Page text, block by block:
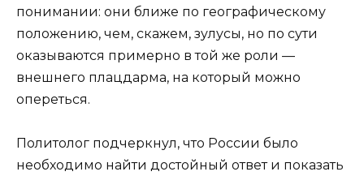
понимании: они ближе по географическому
положению, чем, скажем, зулусы, но по сути
оказываются примерно в той же роли —
внешнего плацдарма, на который можно
опереться.
Политолог подчеркнул, что России было
необходимо найти достойный ответ и показать